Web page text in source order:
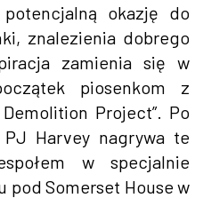
okazję do
znalezienia dobrego
zamienia się w
piosenkom z
Project”. Po
Harvey nagrywa te
w specjalnie
pod Somerset House w